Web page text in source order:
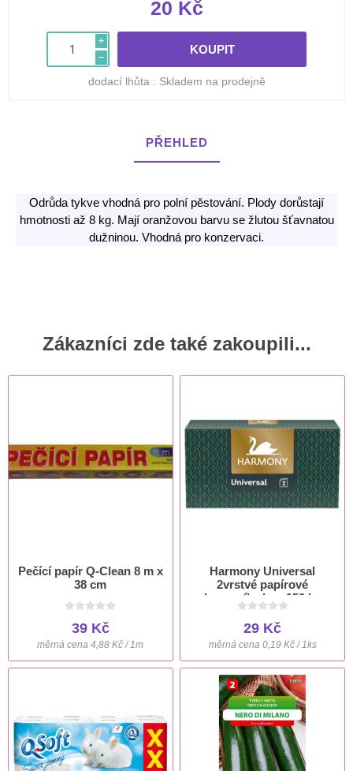
20 Kč
i
h
dodací lhůta : Skladem na prodejně
PŘEHLED
Odrůda tykve vhodná pro polní pěstování. Plody dorůstají
hmotnosti až 8 kg. Mají oranžovou barvu se žlutou šťavnatou
dužninou. Vhodná pro konzervaci.
Zákazníci zde také zakoupili...
Pečící papír Q-Clean 8 m x
38 cm
39 Kč
měrná cena 4,88 Kč / 1m
Harmony Universal
2vrstvé papírové
kapesníky box 150 ks
29 Kč
měrná cena 0,19 Kč / 1ks